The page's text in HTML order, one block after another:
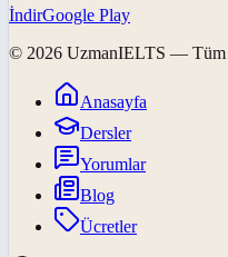
İndirGoogle Play
© 2026 UzmanIELTS — Tüm
Anasayfa
Dersler
Yorumlar
Blog
Ücretler